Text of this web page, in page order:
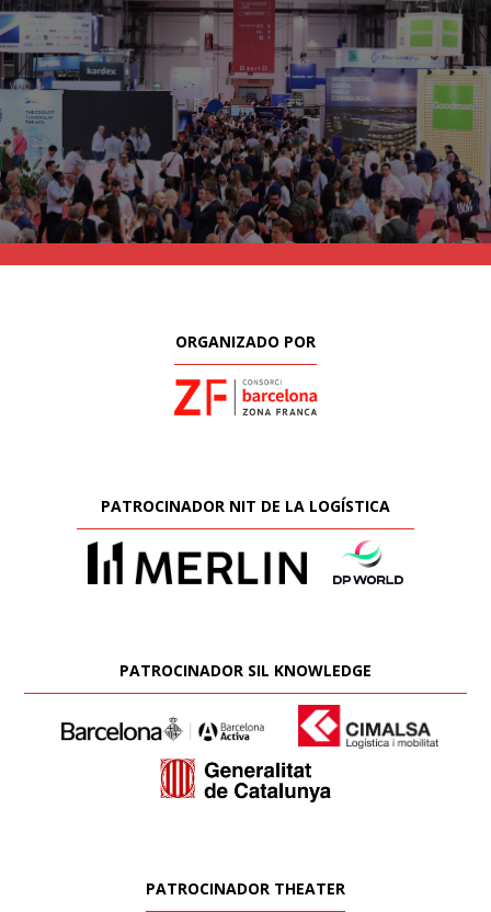
ORGANIZADO POR
PATROCINADOR NIT DE LA LOGÍSTICA
PATROCINADOR SIL KNOWLEDGE
PATROCINADOR THEATER